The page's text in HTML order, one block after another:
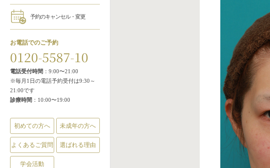
予約のキャンセル・変更
お電話でのご予約
0120-5587-10
電話受付時間 ：9:00〜21:00
※毎月1日の電話予約受付は9:30～
21:00です
診療時間 ：10:00〜19:00
初めての方へ 未成年の方へ
よくあるご質問 選ばれる理由
学会活動